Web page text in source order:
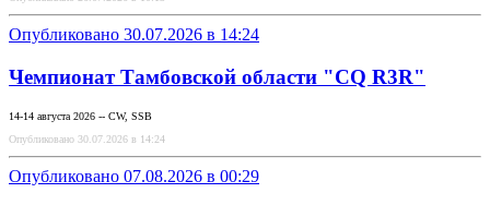
Опубликовано 30.07.2026 в 14:24
Чемпионат Тамбовской области "CQ R3R"
14-14 августа 2026 -- CW, SSB
Опубликовано 30.07.2026 в 14:24
Опубликовано 07.08.2026 в 00:29